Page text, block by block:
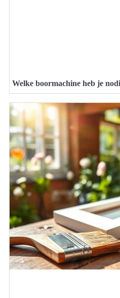
Welke boormachine heb je